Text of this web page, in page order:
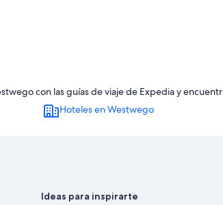
de Uptown
con las guías de viaje de Expedia y
Hoteles en Westwego
Ideas para inspirarte